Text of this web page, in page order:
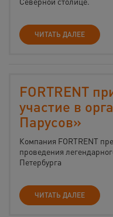
ЧИТАТЬ ДАЛЕЕ
FORTRENT
участие в
Парусов»
Компания FORTRENT
проведения
Петербурга
ЧИТАТЬ ДАЛЕЕ